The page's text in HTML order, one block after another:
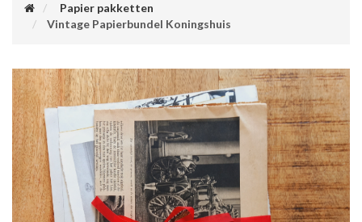
Papier pakketten
Vintage Papierbundel Koningshuis